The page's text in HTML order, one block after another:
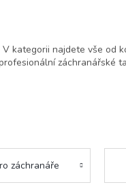
kategorii najdete vše od
záchranářské
záchranáře